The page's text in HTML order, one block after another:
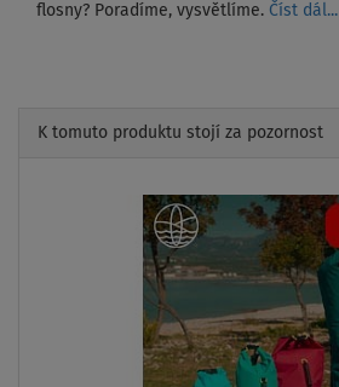
flosny? Poradíme, vysvětlíme. Číst dál...
K tomuto produktu stojí za pozornost
Previous